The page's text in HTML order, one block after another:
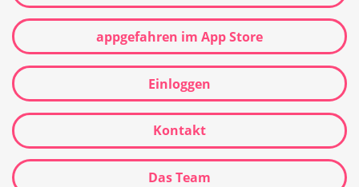
appgefahren im App Store
Einloggen
Kontakt
Das Team